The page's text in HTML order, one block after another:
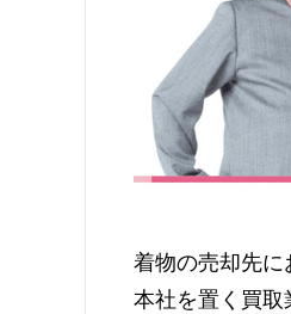
着物の売却先に
本社を置く買取